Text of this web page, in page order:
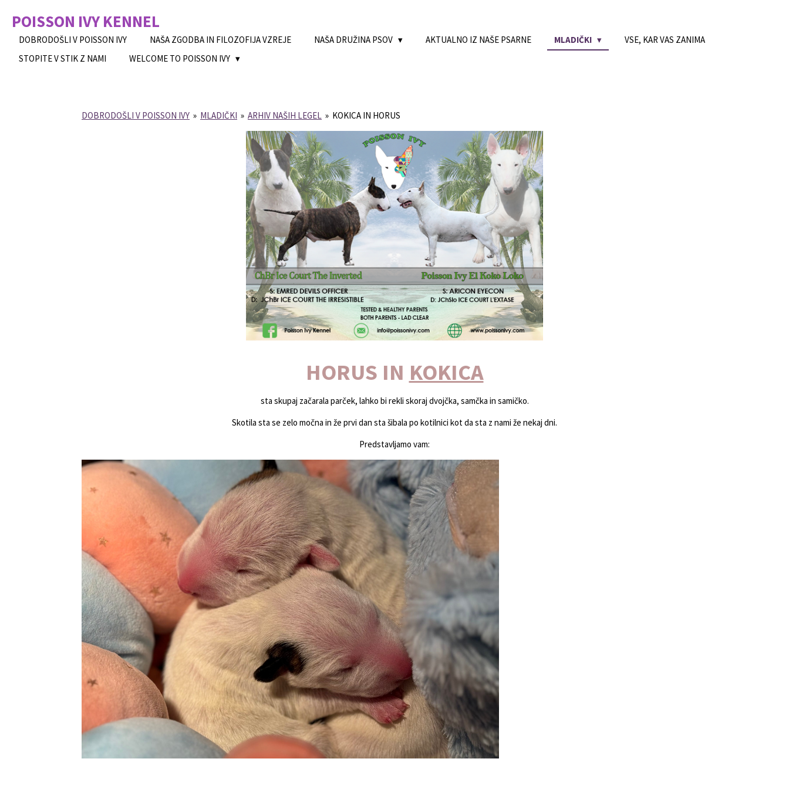
main
POISSON IVYKENNEL
DOBRODOŠLI V POISSON IVY NAŠA ZGODBA IN FILOZOFIJA VZREJE NAŠA DRUŽINA PSOV AKTUALNO IZ NAŠE PSARNE MLADIČKI
VSE, KAR VAS ZANIMA
STOPITE V STIK Z NAMI
WELCOME TO POISSON IVY
DOBRODOŠLI V POISSON IVY » MLADIČKI » ARHIV NAŠIH LEGEL » KOKICA IN HORUS
HORUS IN KOKICA
sta skupaj začarala parček, lahko bi rekli skoraj dvojčka, samčka in samičko.
Skotila sta se zelo močna in že prvi dan sta šibala po kotilnici kot da sta z nami že nekaj dni.
Predstavljamo vam: